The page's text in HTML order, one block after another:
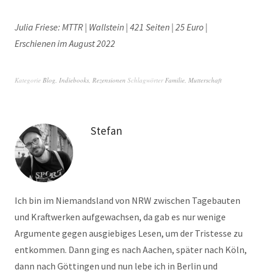
Julia Friese: MTTR | Wallstein | 421 Seiten | 25 Euro |
Erschienen im August 2022
Kategorie Blog, Indiebooks, Rezensionen SchlagwörterFamilie, Mutterschaft
Stefan
Ich bin im Niemandsland von NRW zwischen Tagebauten
und Kraftwerken aufgewachsen, da gab es nur wenige
Argumente gegen ausgiebiges Lesen, um der Tristesse zu
entkommen. Dann ging es nach Aachen, später nach Köln,
dann nach Göttingen und nun lebe ich in Berlin und